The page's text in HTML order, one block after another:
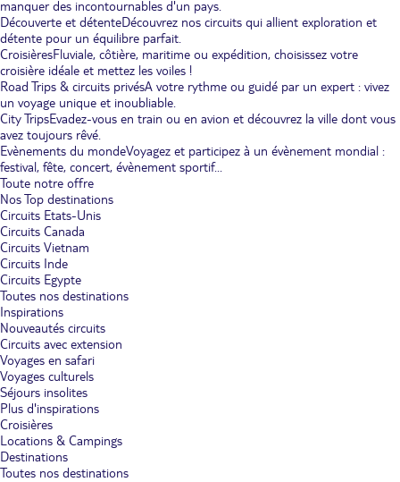
manquer des incontournables d'un pays.
Découverte et détenteDécouvrez nos circuits qui allient exploration et
détente pour un équilibre parfait.
CroisièresFluviale, côtière, maritime ou expédition, choisissez votre
croisière idéale et mettez les voiles !
Road Trips & circuits privésA votre rythme ou guidé par un expert : vivez
un voyage unique et inoubliable.
City TripsEvadez-vous en train ou en avion et découvrez la ville dont vous
avez toujours rêvé.
Evènements du mondeVoyagez et participez à un évènement mondial :
festival, fête, concert, évènement sportif...
Toute notre offre
Nos Top destinations
Circuits Etats-Unis
Circuits Canada
Circuits Vietnam
Circuits Inde
Circuits Egypte
Toutes nos destinations
Inspirations
Nouveautés circuits
Circuits avec extension
Voyages en safari
Voyages culturels
Séjours insolites
Plus d'inspirations
Croisières
Locations & Campings
Destinations
Toutes nos destinations